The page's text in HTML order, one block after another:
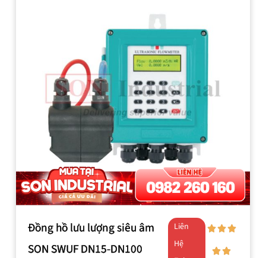
Đồng hồ lưu lượng siêu âm
SON SWUF DN15-DN100
Liên
Hệ